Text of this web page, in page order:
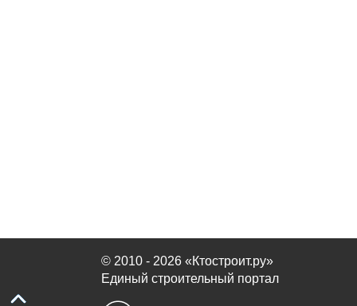
© 2010 - 2026 «Ктостроит.ру»
Единый строительный портал